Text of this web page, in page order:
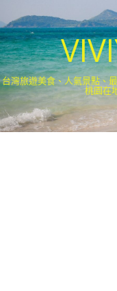
台灣旅遊美食、人氣景點、
桃園在